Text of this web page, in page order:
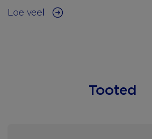
Loe veel
Tooted